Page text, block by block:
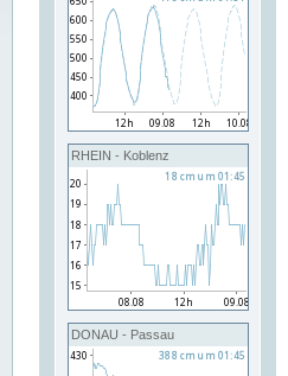
RHEIN - Koblenz
DONAU - Passau